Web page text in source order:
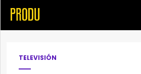
TELEVISIÓN